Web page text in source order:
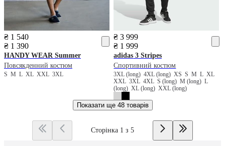
₴ 1 540
₴ 1 390
HANDY WEAR Summer
Повсякденний костюм
S M L XL XXL 3XL
₴ 3 999
₴ 1 999
adidas 3 Stripes
Спортивний костюм
3XL (long)4XL (long)XSSMLXL
XXL3XL4XLS (long)M (long)L
(long)XL (long)XXL (long)
Показати ще 48 товарів
Сторінка 1 з 5